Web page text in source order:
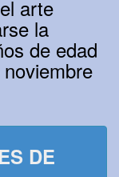
arte
la
de edad
DE